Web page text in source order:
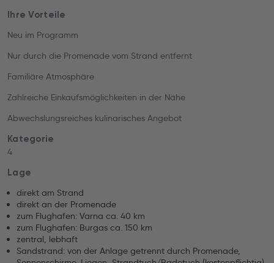
Ihre Vorteile
Neu im Programm
Nur durch die Promenade vom Strand entfernt
Familiäre Atmosphäre
Zahlreiche Einkaufsmöglichkeiten in der Nähe
Abwechslungsreiches kulinarisches Angebot
Kategorie
4
Lage
direkt am Strand
direkt an der Promenade
zum Flughafen: Varna ca. 40 km
zum Flughafen: Burgas ca. 150 km
zentral, lebhaft
Sandstrand: von der Anlage getrennt durch Promenade,